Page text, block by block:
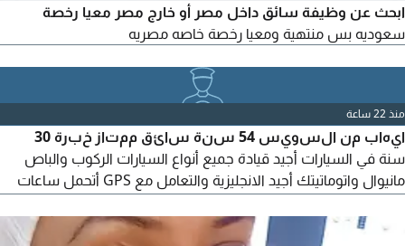
ابحث عن وظيفة سائق داخل مصر أو خارج مصر معيا رخصة
سعوديه بس منتهية ومعيا رخصة خاصه مصريه
منذ 22 ساعة
ايهاب من السويس 54 سنة سائق ممتاز خبرة 30
سنة في السيارات أجيد قيادة جميع أنواع السيارات الركوب والباص
مانيوال واتوماتيتك أجيد الانجليزية والتعامل مع GPS أتحمل ساعات
العمل الطويل والشاق ملتزم بالمواعيد حسن المظهر الخارجي ابحث
عن عمل